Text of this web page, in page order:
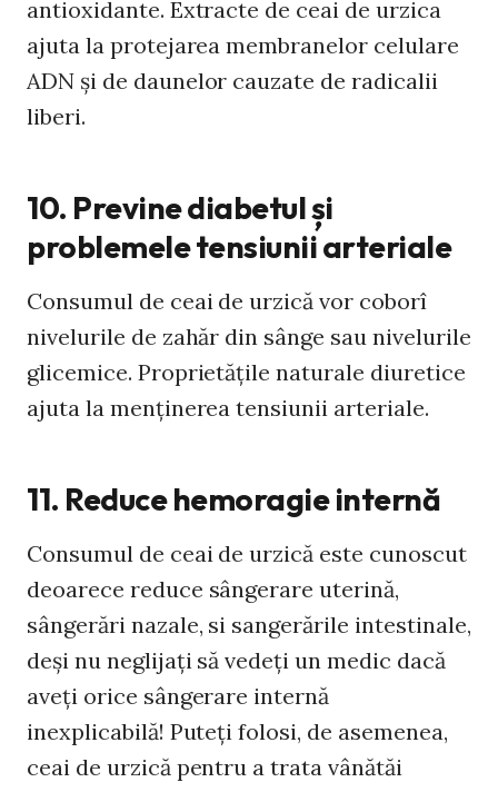
antioxidante. Extracte de ceai de urzica
ajuta la protejarea membranelor celulare
ADN și de daunelor cauzate de radicalii
liberi.
10. Previne diabetul și
problemele tensiunii arteriale
Consumul de ceai de urzică vor coborî
nivelurile de zahăr din sânge sau nivelurile
glicemice. Proprietățile naturale diuretice
ajuta la menţinerea tensiunii arteriale.
11. Reduce hemoragie internă
Consumul de ceai de urzică este cunoscut
deoarece reduce sângerare uterină,
sângerări nazale, si sangerările intestinale,
deși nu neglijaţi să vedeţi un medic dacă
aveți orice sângerare internă
inexplicabilă! Puteți folosi, de asemenea,
ceai de urzică pentru a trata vânătăi